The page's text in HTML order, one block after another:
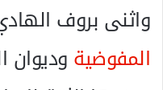
واثنى بروف
المفوضيةوديوان